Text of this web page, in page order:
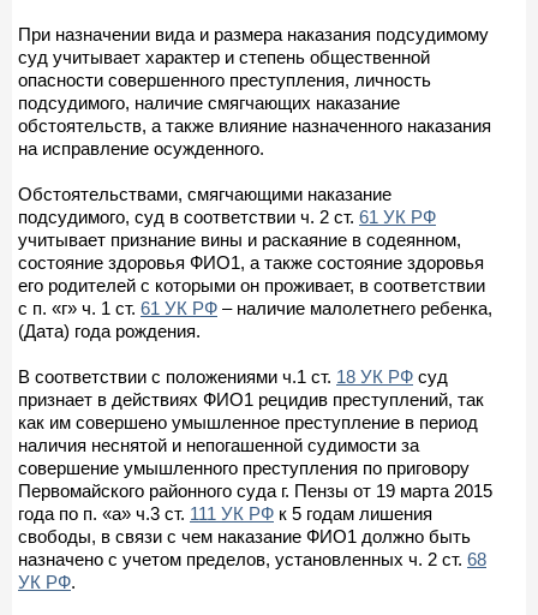
При назначении вида и размера наказания подсудимому
суд учитывает характер и степень общественной
опасности совершенного преступления, личность
подсудимого, наличие смягчающих наказание
обстоятельств, а также влияние назначенного наказания
на исправление осужденного.
Обстоятельствами, смягчающими наказание
подсудимого, суд в соответствии ч. 2 ст. 61 УК РФ
учитывает признание вины и раскаяние в содеянном,
состояние здоровья ФИО1, а также состояние здоровья
его родителей с которыми он проживает, в соответствии
с п. «г» ч. 1 ст. 61 УК РФ – наличие малолетнего ребенка,
(Дата) года рождения.
В соответствии с положениями ч.1 ст. 18 УК РФ суд
признает в действиях ФИО1 рецидив преступлений, так
как им совершено умышленное преступление в период
наличия неснятой и непогашенной судимости за
совершение умышленного преступления по приговору
Первомайского районного суда г. Пензы от 19 марта 2015
года по п. «а» ч.3 ст. 111 УК РФ к 5 годам лишения
свободы, в связи с чем наказание ФИО1 должно быть
назначено с учетом пределов, установленных ч. 2 ст. 68
УК РФ.